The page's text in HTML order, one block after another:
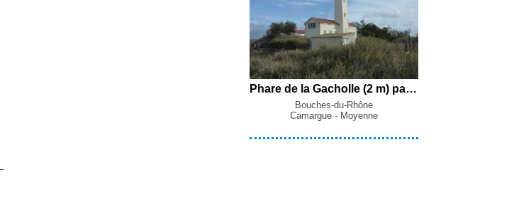
Phare de la Gacholle (2 m) par le Pertuis de la Fourcade, le Pertuis de Rousty et la Digue à la Mer depuis les Saintes-Maries-de-la-Mer
Bouches-du-Rhône
Camargue - Moyenne